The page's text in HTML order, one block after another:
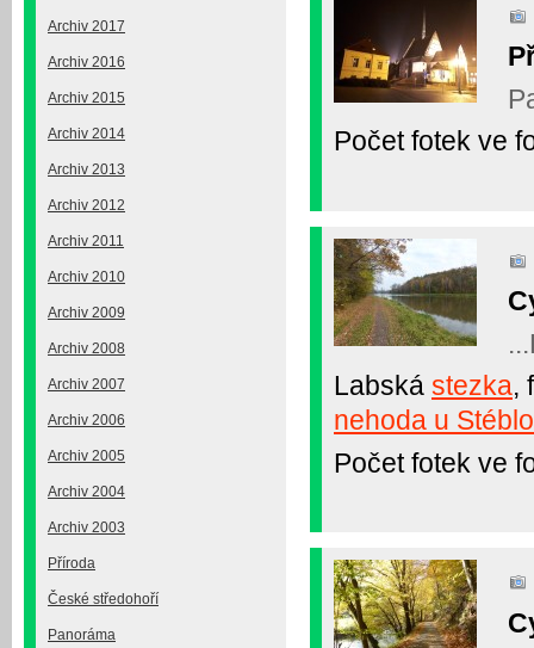
Archiv 2017
Archiv 2016
Archiv 2015
Archiv 2014
Archiv 2013
Archiv 2012
Archiv 2011
Archiv 2010
Archiv 2009
Archiv 2008
Archiv 2007
Archiv 2006
Archiv 2005
Archiv 2004
Archiv 2003
Příroda
České středohoří
Panoráma
Počet fotek ve
Labská stezka,
nehoda u
Počet fotek ve